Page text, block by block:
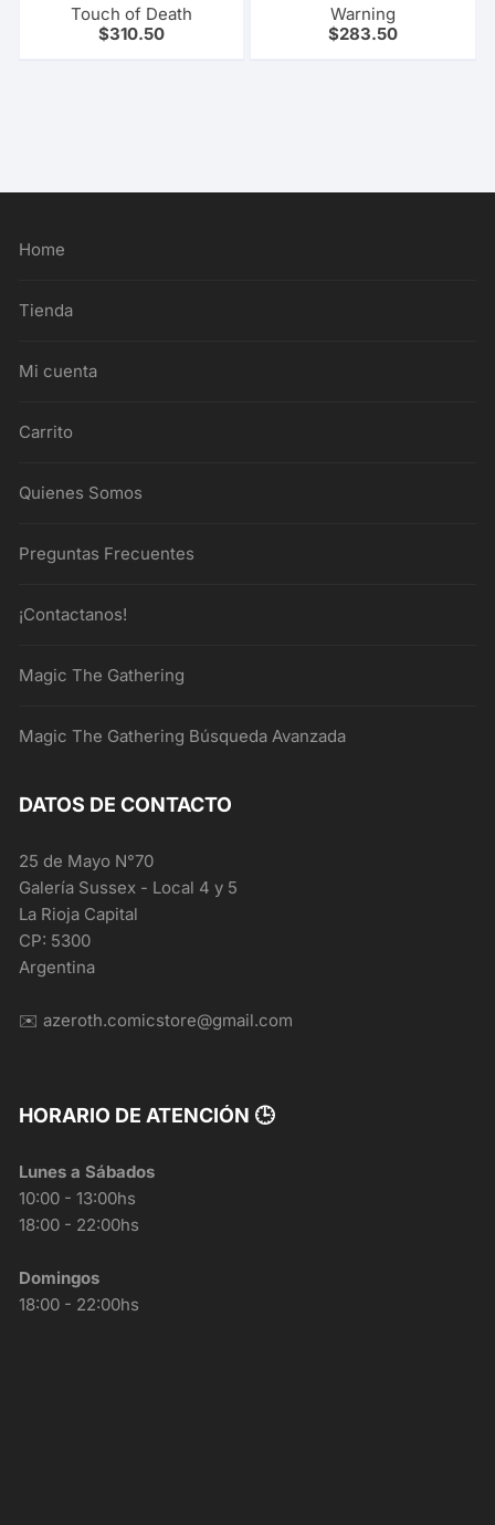
Touch of Death
$310.50
Warning
$283.50
Home
Tienda
Mi cuenta
Carrito
Quienes Somos
Preguntas Frecuentes
¡Contactanos!
Magic The Gathering
Magic The Gathering Búsqueda Avanzada
DATOS DE CONTACTO
25 de Mayo N°70
Galería Sussex - Local 4 y 5
La Rioja Capital
CP: 5300
Argentina
✉️ azeroth.comicstore@gmail.com
HORARIO DE ATENCIÓN 🕒
Lunes a Sábados
10:00 - 13:00hs
18:00 - 22:00hs
Domingos
18:00 - 22:00hs